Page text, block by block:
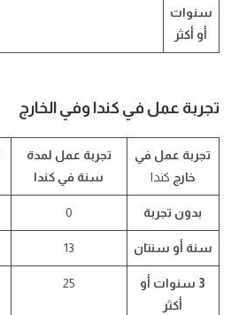
سنوات
أو أكثر
تجربة عمل في كندا وفي الخارج
تجربة عمل في
خارج كندا
تجربة عمل لمدة
سنة في كندا
بدون تجربة 0
سنة أو سنتان 13
3 سنوات أو
أكثر
25